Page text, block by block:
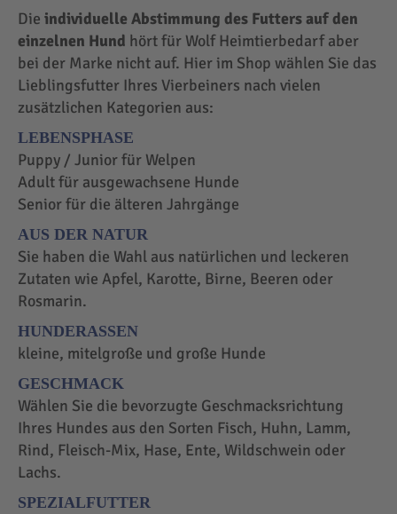
Die individuelle Abstimmung des Futters auf den
einzelnen Hund hört für Wolf Heimtierbedarf aber
bei der Marke nicht auf. Hier im Shop wählen Sie das
Lieblingsfutter Ihres Vierbeiners nach vielen
zusätzlichen Kategorien aus:
LEBENSPHASE
Puppy / Junior für Welpen
Adult für ausgewachsene Hunde
Senior für die älteren Jahrgänge
AUS DER NATUR
Sie haben die Wahl aus natürlichen und leckeren
Zutaten wie Apfel, Karotte, Birne, Beeren oder
Rosmarin.
HUNDERASSEN
kleine, mitelgroße und große Hunde
GESCHMACK
Wählen Sie die bevorzugte Geschmacksrichtung
Ihres Hundes aus den Sorten Fisch, Huhn, Lamm,
Rind, Fleisch-Mix, Hase, Ente, Wildschwein oder
Lachs.
SPEZIALFUTTER